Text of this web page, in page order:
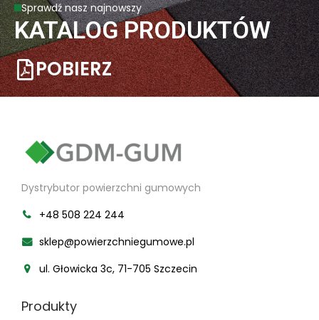
Sprawdź nasz najnowszy
KATALOG PRODUKTÓW
POBIERZ
Dystrybutor powierzchni gumowych
+48 508 224 244
sklep@powierzchniegumowe.pl
ul. Głowicka 3c, 71-705 Szczecin
Produkty